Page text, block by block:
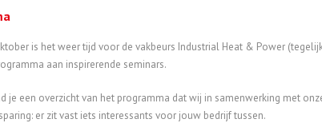
is het weer tijd voor de vakbeurs Industrial Heat & Power
aan inspirerende seminars.
je een overzicht van het programma dat wij in samenwerking met
er zit vast iets interessants voor jouw bedrijf tussen.